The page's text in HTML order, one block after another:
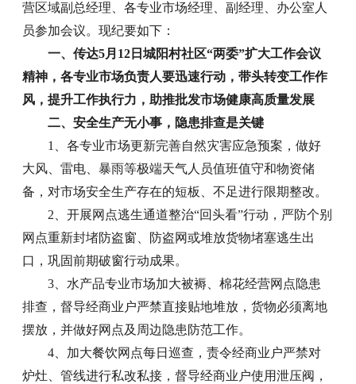
营区域副总经理、各专业市场经理、副经理、办公室人
员参加会议。现纪要如下：
一、传达5月12日城阳村社区“两委”扩大工作会议
精神，各专业市场负责人要迅速行动，带头转变工作作
风，提升工作执行力，助推批发市场健康高质量发展
二、安全生产无小事，隐患排查是关键
1、各专业市场更新完善自然灾害应急预案，做好
大风、雷电、暴雨等极端天气人员值班值守和物资储
备，对市场安全生产存在的短板、不足进行限期整改。
2、开展网点逃生通道整治“回头看”行动，严防个别
网点重新封堵防盗窗、防盗网或堆放货物堵塞逃生出
口，巩固前期破窗行动成果。
3、水产品专业市场加大被褥、棉花经营网点隐患
排查，督导经商业户严禁直接贴地堆放，货物必须离地
摆放，并做好网点及周边隐患防范工作。
4、加大餐饮网点每日巡查，责令经商业户严禁对
炉灶、管线进行私改私接，督导经商业户使用泄压阀，